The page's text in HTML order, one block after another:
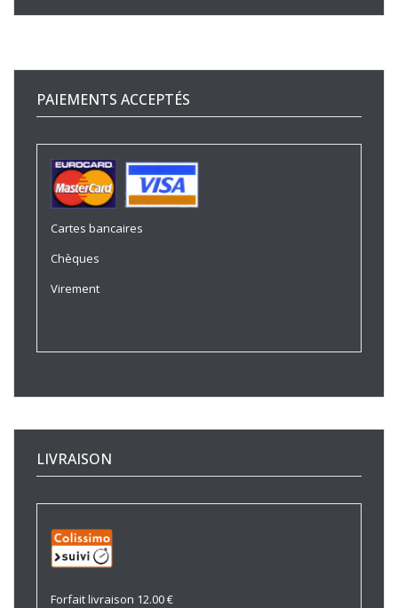
PAIEMENTS ACCEPTÉS
Cartes bancaires
Chèques
Virement
LIVRAISON
Forfait livraison 12.00 €